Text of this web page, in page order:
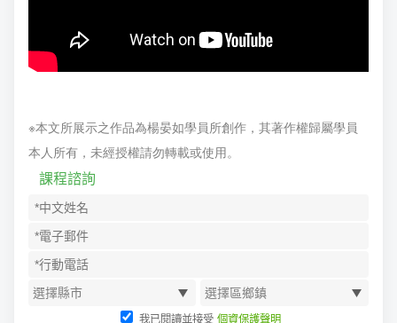
※本文所展示之作品為楊晏如學員所創作，其著作權歸屬學員
本人所有，未經授權請勿轉載或使用。